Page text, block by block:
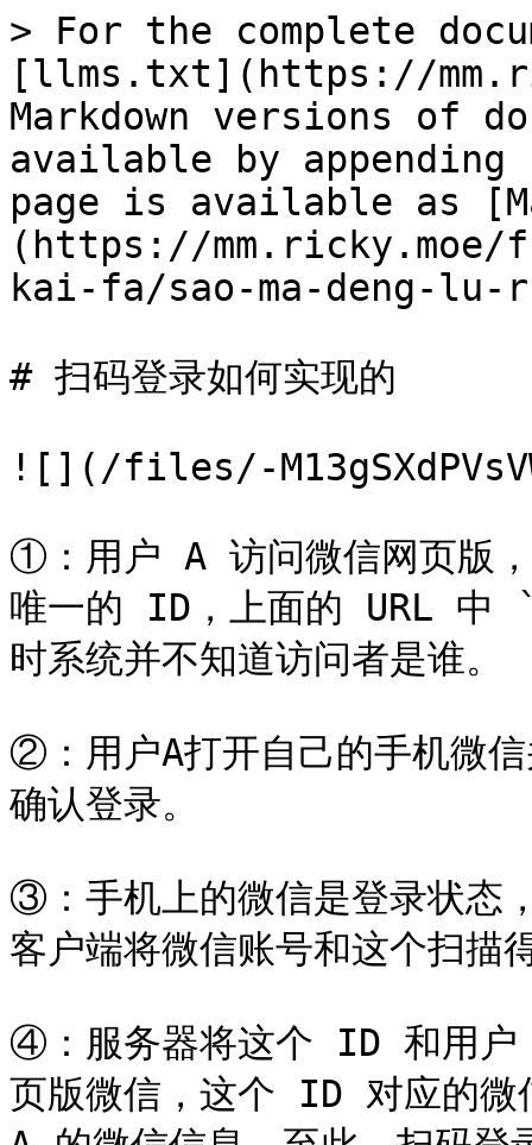
> For the complete
[llms.txt](https://
Markdown versions of
available by
page is available as
(https://mm.ricky.moe/
kai-fa/sao-ma-deng-
# 扫码登录如何实现的
![](/files/-
①：用户 A 访问微信网页版
唯一的 ID，上面的 URL 中
时系统并不知道访问者是谁。
②：用户A打开自己的手机微
确认登录。
③：手机上的微信是登录状态
客户端将微信账号和这个扫
④：服务器将这个 ID 和用户
页版微信，这个 ID 对应的微